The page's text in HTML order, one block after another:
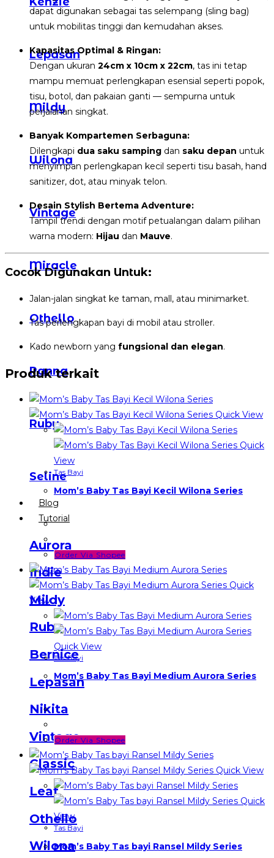
Lepasan
Mildy
Wilona
Vintage
Miracle
Othello
Panna
Ruby
Seline
Blog
Tutorial
Aurora
Indie
Mildy
Ruby
Bernice
Lepasan
Nikita
Vintage
Classic
Leaf
Othello
Wilona
dapat digunakan sebagai tas selempang (sling bag)
untuk mobilitas tinggi dan kemudahan akses.
Kapasitas Optimal & Ringan:
Dengan ukuran 24cm x 10cm x 22cm, tas ini tetap
mampu memuat perlengkapan esensial seperti popok,
tisu, botol, dan pakaian ganti — sempurna untuk
perjalanan singkat.
Banyak Kompartemen Serbaguna:
Dilengkapi dua saku samping dan saku depan untuk
menyimpan perlengkapan kecil seperti tisu basah, hand
sanitizer, dot, atau minyak telon.
Desain Stylish Bertema Adventure:
Tampil trendi dengan motif petualangan dalam pilihan
warna modern: Hijau dan Mauve.
Cocok Digunakan Untuk:
Jalan-jalan singkat ke taman, mall, atau minimarket.
Tas perlengkapan bayi di mobil atau stroller.
Kado newborn yang fungsional dan elegan.
Produk terkait
Quick View
Quick
View
Tas Bayi
Mom’s Baby Tas Bayi Kecil Wilona Series
Order Via Shopee
Quick
View
Quick View
Tas Bayi
Mom’s Baby Tas Bayi Medium Aurora Series
Order Via Shopee
Quick View
Quick
View
Tas Bayi
Mom’s Baby Tas bayi Ransel Mildy Series